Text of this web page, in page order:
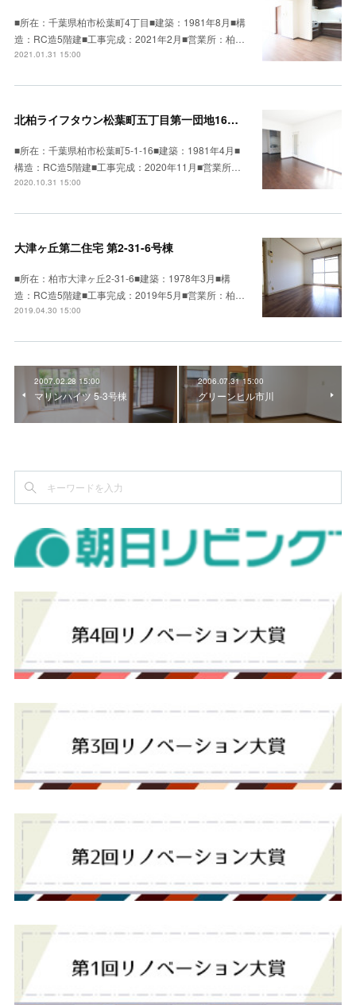
■所在：千葉県柏市松葉町4丁目■建築：1981年8月■構
造：RC造5階建■工事完成：2021年2月■営業所：柏…
2021.01.31 15:00
北柏ライフタウン松葉町五丁目第一団地16号棟
■所在：千葉県柏市松葉町5-1-16■建築：1981年4月■
構造：RC造5階建■工事完成：2020年11月■営業所…
2020.10.31 15:00
大津ヶ丘第二住宅 第2-31-6号棟
■所在：柏市大津ヶ丘2-31-6■建築：1978年3月■構
造：RC造5階建■工事完成：2019年5月■営業所：柏…
2019.04.30 15:00
2007.02.28 15:00
マリンハイツ 5-3号棟
2006.07.31 15:00
グリーンヒル市川